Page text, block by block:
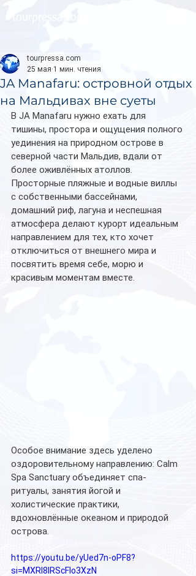
JA Manafaru: островной отдых
на Мальдивах вне суеты
tourpressa.com
25 мая 1 мин. чтения
В JA Manafaru нужно ехать для
тишины, простора и ощущения полного
уединения на природном острове в
северной части Мальдив, вдали от
более оживлённых атоллов.
Просторные пляжные и водные виллы
с собственными бассейнами,
домашний риф, лагуна и неспешная
атмосфера делают курорт идеальным
направлением для тех, кто хочет
отключиться от внешнего мира и
посвятить время себе, морю и
красивым моментам вместе.
Особое внимание здесь уделено
оздоровительному направлению: Calm
Spa Sanctuary объединяет спа-
ритуалы, занятия йогой и
холистические практики,
вдохновлённые океаном и природой
острова.
https://youtu.be/yUed7n-oPF8?
si=MXRI8lRScFIo3XzN